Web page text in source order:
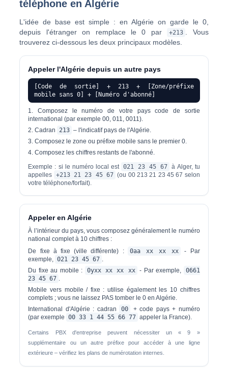
téléphone en Algérie
L'idée de base est simple : en Algérie on garde le 0,
depuis l'étranger on remplace le 0 par
+213
. Vous
trouverez ci-dessous les deux principaux modèles.
Appeler l'Algérie depuis un autre pays
[Code de sortie] + 213 + [Zone/préfixe
mobile sans 0] + [Numéro d'abonné]
Composez le numéro de votre payscode de sortie
international (par exemple 00, 011, 0011).
Cadran
213 – l'indicatif pays de l'Algérie.
Composez lezone ou préfixe mobile sans le premier 0.
Composez les chiffres restants de l'abonné.
Exemple : si le numéro local est 021 23 45 67 à Alger, tu
appelles +213 21 23 45 67 (ou 00 213 21 23 45 67 selon
votre téléphone/forfait).
Appeler en Algérie
À l’intérieur du pays, vous composez généralement le numéro
national complet à 10 chiffres :
De fixe à fixe (ville différente) :
0aa xx xx xx
- Par
exemple, 021 23 45 67 .
Du fixe au mobile :
0yxx xx xx xx - Par exemple,
0661
23 45 67 .
Mobile vers mobile / fixe : utilise également les 10 chiffres
complets ; vous ne laissez PAS tomber le 0 en Algérie.
International d'Algérie : cadran 00
+ code pays + numéro
(par exemple 00 33 1 44 55 66 77 appeler la France).
Certains PBX d'entreprise peuvent nécessiter un « 9 »
supplémentaire ou un autre préfixe pour accéder à une ligne
extérieure – vérifiez les plans de numérotation internes.